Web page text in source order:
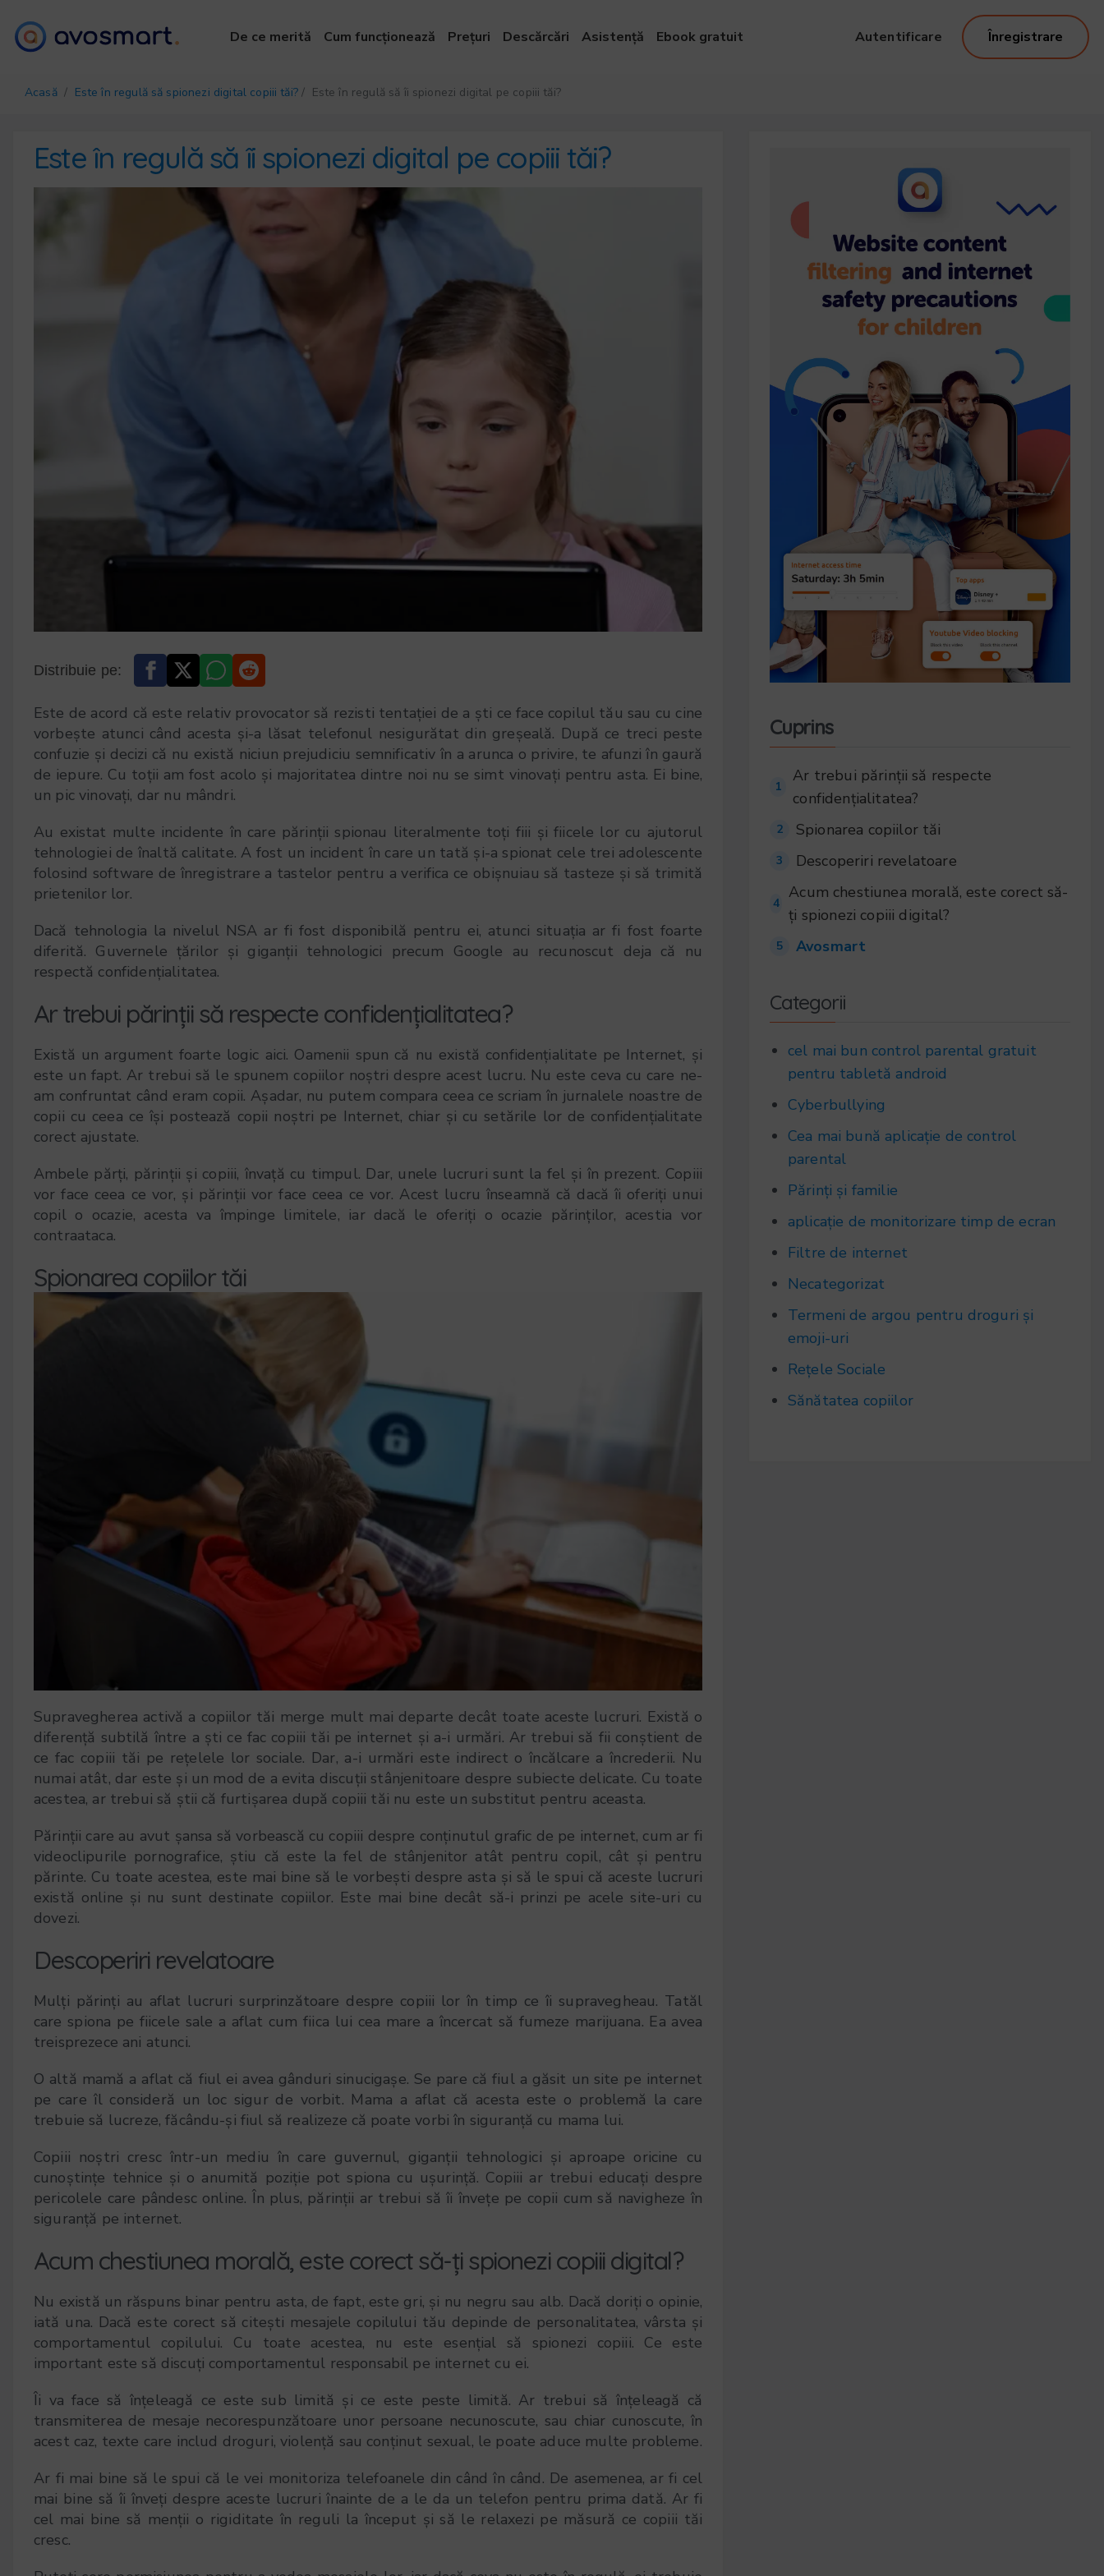
De ce merită Cum funcționează Prețuri Descărcări Asistență Ebook gratuit Autentificare Înregistrare
Acasă / Este în regulă să spionezi digital copiii tăi?/ Este în regulă să îi spionezi digital pe copiii tăi?
Este în regulă să îi spionezi digital pe copiii tăi?
Distribuie pe:
Este de acord că este relativ provocator să rezisti tentației de a ști ce face copilul tău sau cu cine
vorbește atunci când acesta și-a lăsat telefonul nesigurătat din greșeală. După ce treci peste
confuzie și decizi că nu există niciun prejudiciu semnificativ în a arunca o privire, te afunzi în gaură
de iepure. Cu toții am fost acolo și majoritatea dintre noi nu se simt vinovați pentru asta. Ei bine,
un pic vinovați, dar nu mândri.
Au existat multe incidente în care părinții spionau literalmente toți fiii și fiicele lor cu ajutorul
tehnologiei de înaltă calitate. A fost un incident în care un tată și-a spionat cele trei adolescente
folosind software de înregistrare a tastelor pentru a verifica ce obișnuiau să tasteze și să trimită
prietenilor lor.
Dacă tehnologia la nivelul NSA ar fi fost disponibilă pentru ei, atunci situația ar fi fost foarte
diferită. Guvernele țărilor și giganții tehnologici precum Google au recunoscut deja că nu
respectă confidențialitatea.
Ar trebui părinții să respecte confidențialitatea?
Există un argument foarte logic aici. Oamenii spun că nu există confidențialitate pe Internet, și
este un fapt. Ar trebui să le spunem copiilor noștri despre acest lucru. Nu este ceva cu care ne-
am confruntat când eram copii. Așadar, nu putem compara ceea ce scriam în jurnalele noastre de
copii cu ceea ce își postează copii noștri pe Internet, chiar și cu setările lor de confidențialitate
corect ajustate.
Ambele părți, părinții și copiii, învață cu timpul. Dar, unele lucruri sunt la fel și în prezent. Copiii
vor face ceea ce vor, și părinții vor face ceea ce vor. Acest lucru înseamnă că dacă îi oferiți unui
copil o ocazie, acesta va împinge limitele, iar dacă le oferiți o ocazie părinților, acestia vor
contraataca.
Spionarea copiilor tăi
Supravegherea activă a copiilor tăi merge mult mai departe decât toate aceste lucruri. Există o
diferență subtilă între a ști ce fac copiii tăi pe internet și a-i urmări. Ar trebui să fii conștient de
ce fac copiii tăi pe rețelele lor sociale. Dar, a-i urmări este indirect o încălcare a încrederii. Nu
numai atât, dar este și un mod de a evita discuții stânjenitoare despre subiecte delicate. Cu toate
acestea, ar trebui să știi că furtișarea după copiii tăi nu este un substitut pentru aceasta.
Părinții care au avut șansa să vorbească cu copiii despre conținutul grafic de pe internet, cum ar fi
videoclipurile pornografice, știu că este la fel de stânjenitor atât pentru copil, cât și pentru
părinte. Cu toate acestea, este mai bine să le vorbești despre asta și să le spui că aceste lucruri
există online și nu sunt destinate copiilor. Este mai bine decât să-i prinzi pe acele site-uri cu
dovezi.
Descoperiri revelatoare
Mulți părinți au aflat lucruri surprinzătoare despre copiii lor în timp ce îi supravegheau. Tatăl
care spiona pe fiicele sale a aflat cum fiica lui cea mare a încercat să fumeze marijuana. Ea avea
treisprezece ani atunci.
O altă mamă a aflat că fiul ei avea gânduri sinucigașe. Se pare că fiul a găsit un site pe internet
pe care îl consideră un loc sigur de vorbit. Mama a aflat că acesta este o problemă la care
trebuie să lucreze, făcându-și fiul să realizeze că poate vorbi în siguranță cu mama lui.
Copiii noștri cresc într-un mediu în care guvernul, giganții tehnologici și aproape oricine cu
cunoștințe tehnice și o anumită poziție pot spiona cu ușurință. Copiii ar trebui educați despre
pericolele care pândesc online. În plus, părinții ar trebui să îi învețe pe copii cum să navigheze în
siguranță pe internet.
Acum chestiunea morală, este corect să-ți spionezi copiii digital?
Nu există un răspuns binar pentru asta, de fapt, este gri, și nu negru sau alb. Dacă doriți o opinie,
iată una. Dacă este corect să citești mesajele copilului tău depinde de personalitatea, vârsta și
comportamentul copilului. Cu toate acestea, nu este esențial să spionezi copiii. Ce este
important este să discuți comportamentul responsabil pe internet cu ei.
Îi va face să înțeleagă ce este sub limită și ce este peste limită. Ar trebui să înțeleagă că
transmiterea de mesaje necorespunzătoare unor persoane necunoscute, sau chiar cunoscute, în
acest caz, texte care includ droguri, violență sau conținut sexual, le poate aduce multe probleme.
Ar fi mai bine să le spui că le vei monitoriza telefoanele din când în când. De asemenea, ar fi cel
mai bine să îi înveți despre aceste lucruri înainte de a le da un telefon pentru prima dată. Ar fi
cel mai bine să menții o rigiditate în reguli la început și să le relaxezi pe măsură ce copiii tăi
cresc.
Cuprins
1
Ar trebui părinții să respecte
confidențialitatea?
2 Spionarea copiilor tăi
3 Descoperiri revelatoare
4
Acum chestiunea morală, este corect să-
ți spionezi copiii digital?
5 Avosmart
Categorii
cel mai bun control parental gratuit
pentru tabletă android
Cyberbullying
Cea mai bună aplicație de control
parental
Părinți și familie
aplicație de monitorizare timp de ecran
Filtre de internet
Necategorizat
Termeni de argou pentru droguri și
emoji-uri
Rețele Sociale
Sănătatea copiilor